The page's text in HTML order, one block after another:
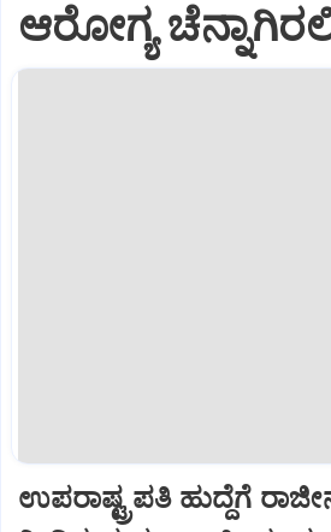
ಆರೋಗ್ಯ
ಉಪರಾಷ್ಟ್ರಪತಿ ಹುದ್ದೆಗೆ